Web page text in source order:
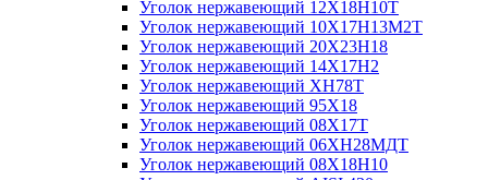
Уголок нержавеющий 12Х18Н10Т
Уголок нержавеющий 10Х17Н13М2T
Уголок нержавеющий 20Х23Н18
Уголок нержавеющий 14Х17Н2
Уголок нержавеющий ХН78Т
Уголок нержавеющий 95Х18
Уголок нержавеющий 08Х17Т
Уголок нержавеющий 06ХН28МДТ
Уголок нержавеющий 08Х18Н10